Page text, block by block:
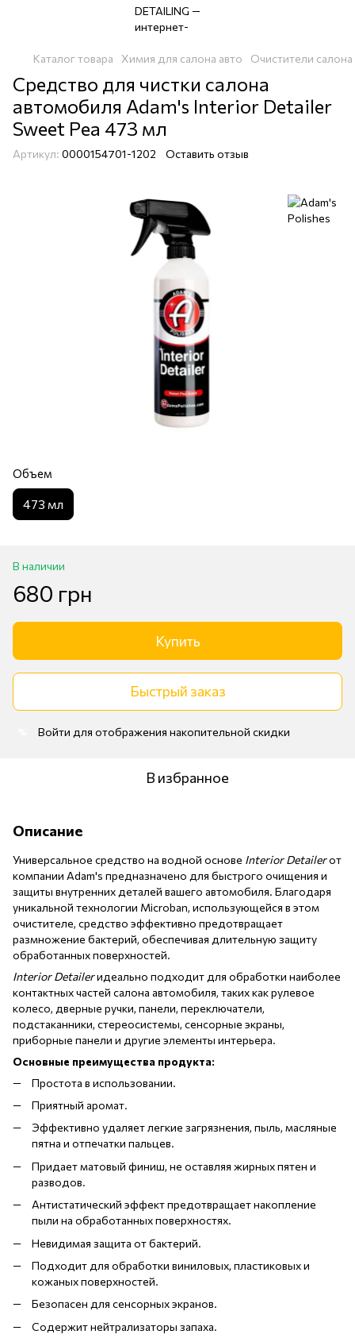
Каталог товара Химия для салона авто Очистители салона
Средство для чистки салона
автомобиля Adam's Interior Detailer
Sweet Pea 473 мл
Артикул: 0000154701-1202 Оставить отзыв
Объем
473 мл
В наличии
680 грн
Купить
Быстрый заказ
Войти для отображения накопительной скидки
В избранное
Описание
Универсальное средство на водной основе Interior Detailerот
компании Adam's предназначено для быстрого очищения и
защиты внутренних деталей вашего автомобиля. Благодаря
уникальной технологии Microban, использующейся в этом
очистителе, средство эффективно предотвращает
размножение бактерий, обеспечивая длительную защиту
обработанных поверхностей.
Interior Detailerидеально подходит для обработки наиболее
контактных частей салона автомобиля, таких как рулевое
колесо, дверные ручки, панели, переключатели,
подстаканники, стереосистемы, сенсорные экраны,
приборные панели и другие элементы интерьера.
Основные преимущества продукта:
Простота в использовании.
Приятный аромат.
Эффективно удаляет легкие загрязнения, пыль, масляные
пятна и отпечатки пальцев.
Придает матовый финиш, не оставляя жирных пятен и
разводов.
Антистатический эффект предотвращает накопление
пыли на обработанных поверхностях.
Невидимая защита от бактерий.
Подходит для обработки виниловых, пластиковых и
кожаных поверхностей.
Безопасен для сенсорных экранов.
Содержит нейтрализаторы запаха.